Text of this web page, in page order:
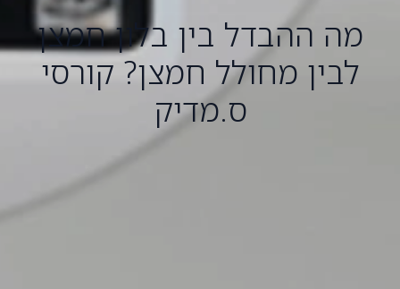
מה ההבדל בין בלון חמצן
לבין מחולל חמצן? קורסי
ס.מדיק